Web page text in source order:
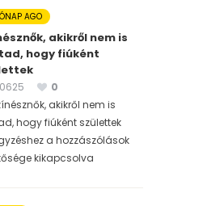
AGO
akikről nem is
hogy fiúként
0
akikről nem is
hogy fiúként születtek
a hozzászólások
kikapcsolva